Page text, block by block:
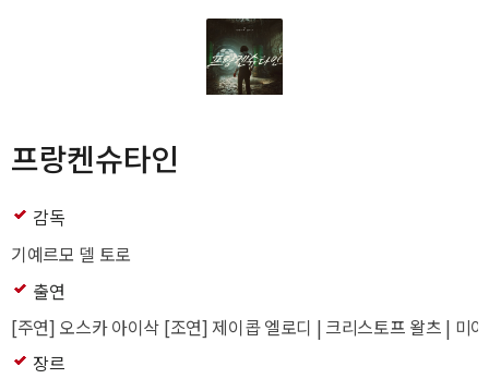
프랑켄슈타인
감독
기예르모 델 토로
출연
[주연] 오스카 아이삭 [조연] 제이콥 엘로디 | 크리스토프 왈츠 | 미
장르